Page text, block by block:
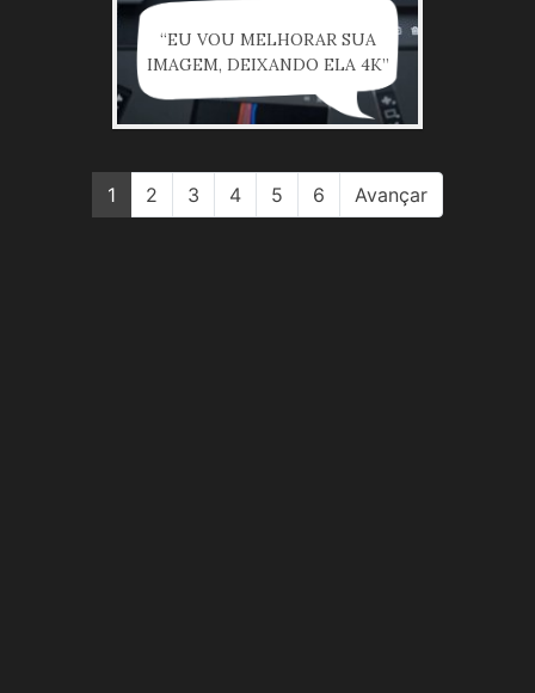
“EU VOU MELHORAR SUA
IMAGEM, DEIXANDO ELA 4K”
1 2 3 4 5 6 Avançar